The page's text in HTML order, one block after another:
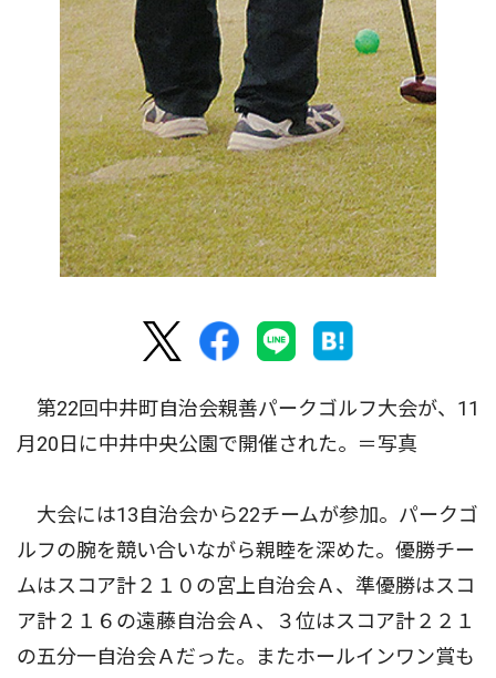
第22回中井町自治会親善パークゴルフ大会が、11
月20日に中井中央公園で開催された。＝写真
大会には13自治会から22チームが参加。パークゴ
ルフの腕を競い合いながら親睦を深めた。優勝チー
ムはスコア計２１０の宮上自治会Ａ、準優勝はスコ
ア計２１６の遠藤自治会Ａ、３位はスコア計２２１
の五分一自治会Ａだった。またホールインワン賞も